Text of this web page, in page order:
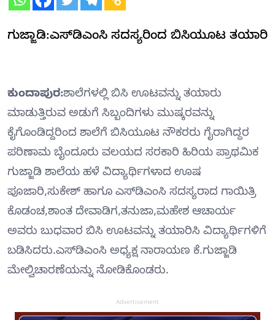
ಗುಜ್ಜಾಡಿ:ಎಸ್‍ಡಿಎಂಸಿ ಸದಸ್ಯರಿಂದ ಬಿಸಿಯೂಟ ತಯಾರಿ
ಕುಂದಾಪುರ:ಶಾಲೆಗಳಲ್ಲಿ ಬಿಸಿ ಊಟವನ್ನು ತಯಾರು
ಮಾಡುತ್ತಿರುವ ಅಡುಗೆ ಸಿಬ್ಬಂದಿಗಳು ಮುಷ್ಕರವನ್ನು
ಕೈಗೊಂಡಿದ್ದರಿಂದ ಶಾಲೆಗೆ ಬಿಸಿಯೂಟ ನೌಕರರು ಗೈರಾಗಿದ್ದರ
ಪರಿಣಾಮ ಬೈಂದೂರು ವಲಯದ ಸರಕಾರಿ ಹಿರಿಯ ಪ್ರಾಥಮಿಕ
ಗುಜ್ಜಾಡಿ ಶಾಲೆಯ ಹಳೆ ವಿದ್ಯಾರ್ಥಿಗಳಾದ ಊಷ
ಪೂಜಾರಿ,ಸುಕೇಶ್ ಹಾಗೂ ಎಸ್‍ಡಿಎಂಸಿ ಸದಸ್ಯರಾದ ಗಾಯಿತ್ರಿ
ಕೊಡಂಚ,ಶಾಂತ ದೇವಾಡಿಗ,ತನುಜಾ,ಮಹೇಶ ಆಚಾರ್ಯ
ಅವರು ಬುಧವಾರ ಬಿಸಿ ಊಟವನ್ನು ತಯಾರಿಸಿ ವಿದ್ಯಾರ್ಥಿಗಳಿಗೆ
ಬಡಿಸಿದರು.ಎಸ್‍ಡಿಎಂಸಿ ಅಧ್ಯಕ್ಷ ನಾರಾಯಣ ಕೆ.ಗುಜ್ಜಾಡಿ
ಮೇಲ್ವಿಚಾರಣೆಯನ್ನು ನೋಡಿಕೊಂಡರು.
Advertisement